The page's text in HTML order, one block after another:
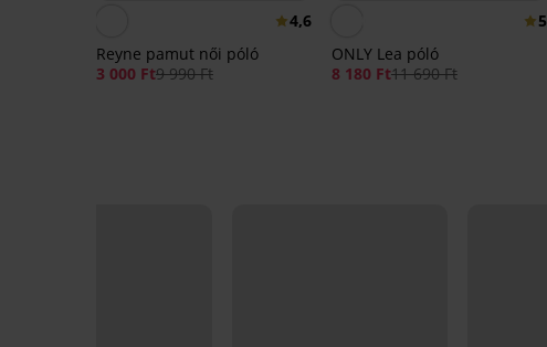
4,6
Reyne pamut női póló
3 000 Ft9 990 Ft
5
ONLY Lea póló
8 180 Ft11 690 Ft